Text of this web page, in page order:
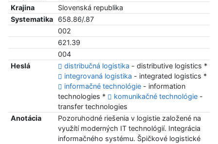
Krajina
Slovenská republika
Systematika
658.86/.87
002
621.39
004
Heslá
distribučná logistika - distributive logistics *
integrovaná logistika - integrated logistics *
informačné technológie- information
technologies *
komunikačné technológie-
transfer technologies
Anotácia
Pozoruhodné riešenia v logistie založené na
využítí moderných IT technológií. Integrácia
informačného systému. Špičkové logistické